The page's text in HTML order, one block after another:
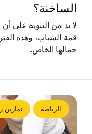
الساخنة؟
لا بد من التنويه على
قمة الشباب، وهذه
جمالها الخاص.
الرياضة تمارين